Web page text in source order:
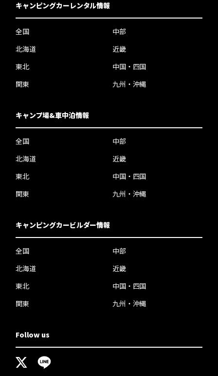
キャンピングカーレンタル情報
全国
北海道
東北
関東
中部
近畿
中国・四国
九州・沖縄
キャンプ場&車中泊情報
全国
北海道
東北
関東
中部
近畿
中国・四国
九州・沖縄
キャンピングカービルダー情報
全国
北海道
東北
関東
中部
近畿
中国・四国
九州・沖縄
Follow us